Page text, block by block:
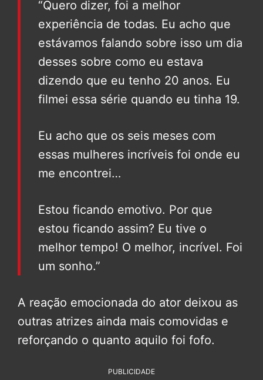
“Quero dizer, foi a melhor
experiência de todas. Eu acho que
estávamos falando sobre isso um dia
desses sobre como eu estava
dizendo que eu tenho 20 anos. Eu
filmei essa série quando eu tinha 19.
Eu acho que os seis meses com
essas mulheres incríveis foi onde eu
me encontrei…
Estou ficando emotivo. Por que
estou ficando assim? Eu tive o
melhor tempo! O melhor, incrível. Foi
um sonho.”
A reação emocionada do ator deixou as
outras atrizes ainda mais comovidas e
reforçando o quanto aquilo foi fofo.
PUBLICIDADE